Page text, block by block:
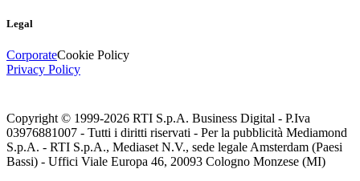
Legal
CorporateCookie Policy
Privacy Policy
Copyright © 1999-2026 RTI S.p.A. Business Digital - P.Iva
03976881007 - Tutti i diritti riservati - Per la pubblicità Mediamond
S.p.A. - RTI S.p.A., Mediaset N.V., sede legale Amsterdam (Paesi
Bassi) - Uffici Viale Europa 46, 20093 Cologno Monzese (MI)